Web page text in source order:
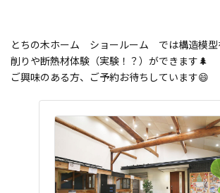
とちの木ホーム ショールーム では構造模型
削りや断熱材体験（実験！？）ができます🌲
ご興味のある方、ご予約お待ちしています😄